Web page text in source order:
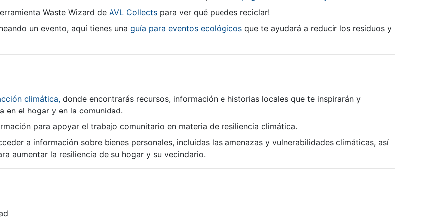
Waste Wizard de AVL Collects para ver qué puedes reciclar!
un evento, aquí tienes una guía para eventos ecológicos que te ayudará a reducir los residuos y
climática, donde encontrarás recursos, información e historias locales que te inspirarán y
en el hogar y en la comunidad.
para apoyar el trabajo comunitario en materia de resiliencia climática.
a información sobre bienes personales, incluidas las amenazas y vulnerabilidades climáticas, así
aumentar la resiliencia de su hogar y su vecindario.